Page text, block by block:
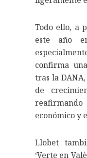
Todo ello, a
este año
confirma
tras la
de
económico y
Llobet
‘Verte en